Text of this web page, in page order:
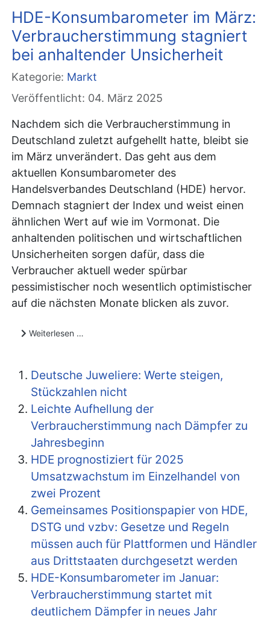
HDE-Konsumbarometer im März:
Verbraucherstimmung stagniert
bei anhaltender Unsicherheit
Kategorie: Markt
Veröffentlicht: 04. März 2025
Nachdem sich die Verbraucherstimmung in
Deutschland zuletzt aufgehellt hatte, bleibt sie
im März unverändert. Das geht aus dem
aktuellen Konsumbarometer des
Handelsverbandes Deutschland (HDE) hervor.
Demnach stagniert der Index und weist einen
ähnlichen Wert auf wie im Vormonat. Die
anhaltenden politischen und wirtschaftlichen
Unsicherheiten sorgen dafür, dass die
Verbraucher aktuell weder spürbar
pessimistischer noch wesentlich optimistischer
auf die nächsten Monate blicken als zuvor.
Weiterlesen …
Deutsche Juweliere: Werte steigen,
Stückzahlen nicht
Leichte Aufhellung der
Verbraucherstimmung nach Dämpfer zu
Jahresbeginn
HDE prognostiziert für 2025
Umsatzwachstum im Einzelhandel von
zwei Prozent
Gemeinsames Positionspapier von HDE,
DSTG und vzbv: Gesetze und Regeln
müssen auch für Plattformen und Händler
aus Drittstaaten durchgesetzt werden
HDE-Konsumbarometer im Januar:
Verbraucherstimmung startet mit
deutlichem Dämpfer in neues Jahr